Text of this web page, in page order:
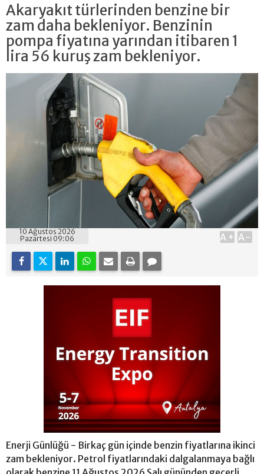
Akaryakıt türlerinden benzine bir
zam daha bekleniyor. Benzinin
pompa fiyatına yarından itibaren 1
lira 56 kuruş zam bekleniyor.
10 Ağustos 2026
Pazartesi 09:06
A+ A-
Enerji Günlüğü - Birkaç gün içinde benzin fiyatlarına ikinci
zam bekleniyor. Petrol fiyatlarındaki dalgalanmaya bağlı